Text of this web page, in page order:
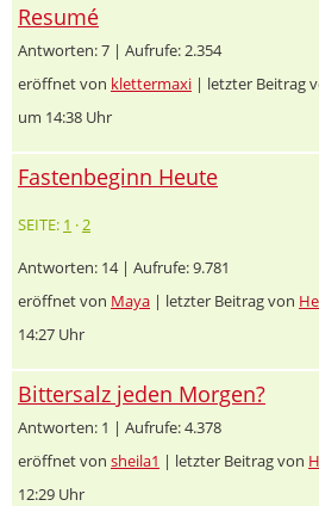
Resumé
Antworten: 7 | Aufrufe: 2.354
eröffnet von klettermaxi | letzter Beitrag
um 14:38 Uhr
Fastenbeginn Heute
SEITE: 1 ·2
Antworten: 14 | Aufrufe: 9.781
eröffnet von Maya | letzter Beitrag von
14:27 Uhr
Bittersalz jeden Morgen?
Antworten: 1 | Aufrufe: 4.378
eröffnet von sheila1 | letzter Beitrag von
12:29 Uhr